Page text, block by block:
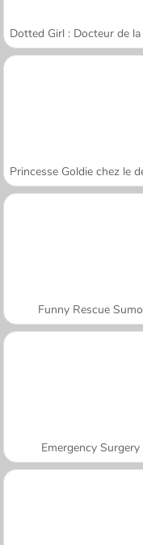
Funny Rescue Sumo
Emergency Surgery